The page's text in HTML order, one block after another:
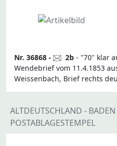
Nr. 36868 - 2b - "70" klar
Wendebrief vom 11.4.1853
Weissenbach, Brief rechts
ALTDEUTSCHLAND -
POSTABLAGESTEMPEL